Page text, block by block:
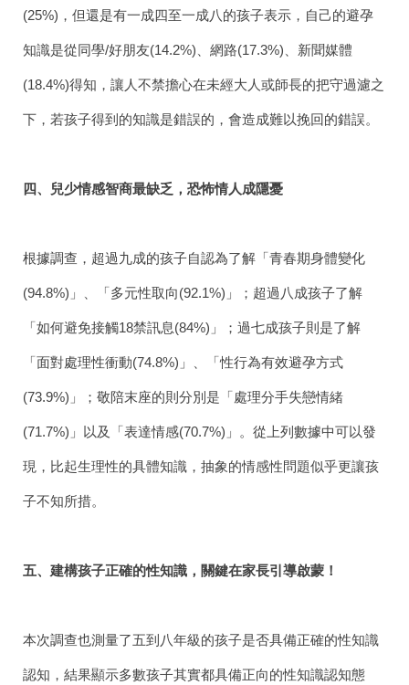
(25%)，但還是有一成四至一成八的孩子表示，自己的避孕
知識是從同學/好朋友(14.2%)、網路(17.3%)、新聞媒體
(18.4%)得知，讓人不禁擔心在未經大人或師長的把守過濾之
下，若孩子得到的知識是錯誤的，會造成難以挽回的錯誤。
四、兒少情感智商最缺乏，恐怖情人成隱憂
根據調查，超過九成的孩子自認為了解「青春期身體變化
(94.8%) 」、「多元性取向(92.1%) 」；超過八成孩子了解
「如何避免接觸18禁訊息(84%) 」；過七成孩子則是了解
「面對處理性衝動(74.8%) 」、「性行為有效避孕方式
(73.9%) 」；敬陪末座的則分別是「處理分手失戀情緒
(71.7%) 」以及「表達情感(70.7%) 」。從上列數據中可以發
現，比起生理性的具體知識，抽象的情感性問題似乎更讓孩
子不知所措。
五、 建構孩子正確的性知識，關鍵在家長引導啟蒙！
本次調查也測量了五到八年級的孩子是否具備正確的性知識
認知，結果顯示多數孩子其實都具備正向的性知識認知態